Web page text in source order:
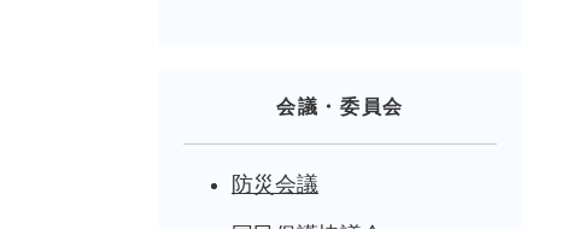
会議・委員会
防災会議